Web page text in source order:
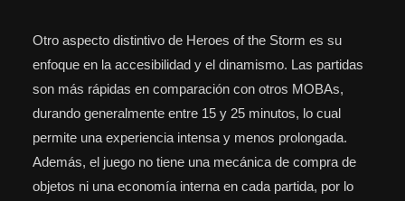
Otro aspecto distintivo de Heroes of the Storm es su
enfoque en la accesibilidad y el dinamismo. Las partidas
son más rápidas en comparación con otros MOBAs,
durando generalmente entre 15 y 25 minutos, lo cual
permite una experiencia intensa y menos prolongada.
Además, el juego no tiene una mecánica de compra de
objetos ni una economía interna en cada partida, por lo